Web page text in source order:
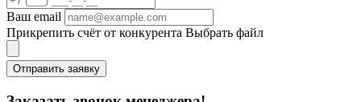
Ваш email
Прикрепить счёт от конкурента Выбрать файл
Отправить заявку